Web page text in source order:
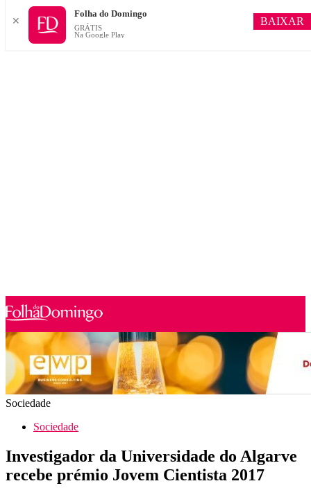
Sociedade
Sociedade
Investigador da Universidade do Algarve
recebe prémio Jovem Cientista 2017
✕
Folha do Domingo
GRÁTIS
Na Google Play
BAIXAR